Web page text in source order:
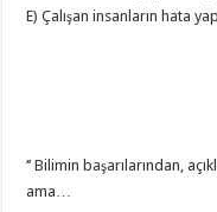
E) Çalışan insanların hata
‘’ Bilimin başarılarından,
ama…